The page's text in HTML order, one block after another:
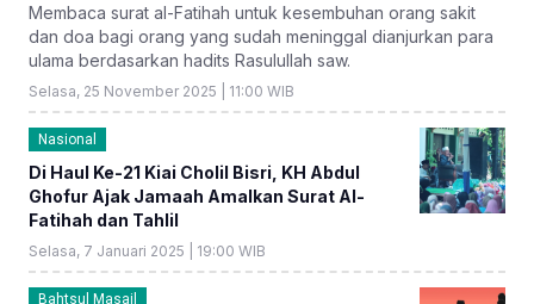
Membaca surat al-Fatihah untuk kesembuhan orang sakit
dan doa bagi orang yang sudah meninggal dianjurkan para
ulama berdasarkan hadits Rasulullah saw.
Selasa, 25 November 2025 | 11:00 WIB
Nasional
Di Haul Ke-21 Kiai Cholil Bisri, KH Abdul
Ghofur Ajak Jamaah Amalkan Surat Al-
Fatihah dan Tahlil
Selasa, 7 Januari 2025 | 19:00 WIB
Bahtsul Masail